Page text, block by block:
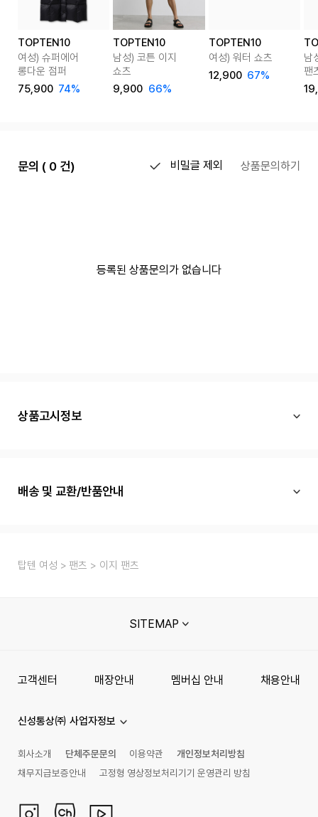
TOPTEN10
여성) 슈퍼에어
롱다운 점퍼
75,900 74%
TOPTEN10
남성) 코튼 이지
쇼츠
9,900 66%
TOPTEN10
여성) 워터 쇼츠
12,900 67%
남
팬
문의 ( 0 건) 비밀글 제외 상품문의하기
등록된 상품문의가 없습니다
상품고시정보
배송 및 교환/반품안내
탑텐 여성 팬츠 이지 팬츠
SITEMAP
고객센터 매장안내 멤버십 안내 채용안내
신성통상㈜ 사업자정보
회사소개 단체주문문의 이용약관
개인정보처리방침
채무지급보증안내
고정형 영상정보처리기기 운영관리 방침